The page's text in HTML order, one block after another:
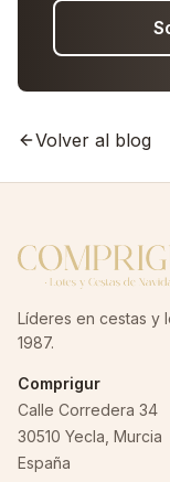
Volver al blog
Líderes en cestas y
1987.
Comprigur
Calle Corredera 34
30510 Yecla, Murcia
España